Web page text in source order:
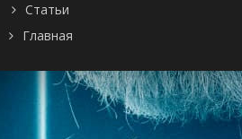
Статьи
Главная